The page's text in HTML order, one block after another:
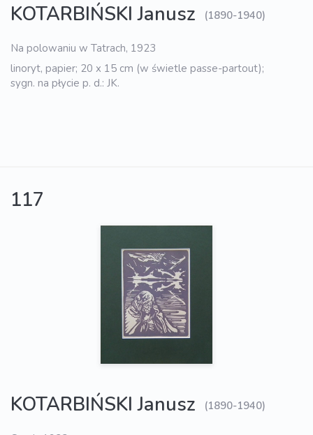
KOTARBIŃSKI Janusz (1890-1940)
Na polowaniu w Tatrach, 1923
linoryt, papier; 20 x 15 cm (w świetle passe-partout);
sygn. na płycie p. d.: JK.
117
KOTARBIŃSKI Janusz (1890-1940)